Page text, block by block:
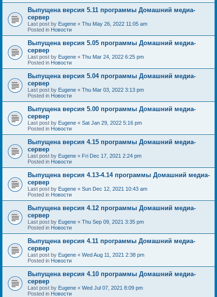
Выпущена версия 5.11 программы Домашний медиа-
сервер
Last post by Eugene « Thu May 26, 2022 11:05 am
Posted in Новости
Выпущена версия 5.05 программы Домашний медиа-
сервер
Last post by Eugene « Thu Mar 24, 2022 6:25 pm
Posted in Новости
Выпущена версия 5.04 программы Домашний медиа-
сервер
Last post by Eugene « Thu Mar 03, 2022 3:13 pm
Posted in Новости
Выпущена версия 5.00 программы Домашний медиа-
сервер
Last post by Eugene « Sat Jan 29, 2022 5:16 pm
Posted in Новости
Выпущена версия 4.15 программы Домашний медиа-
сервер
Last post by Eugene « Fri Dec 17, 2021 2:24 pm
Posted in Новости
Выпущена версия 4.13-4.14 программы Домашний медиа-
сервер
Last post by Eugene « Sun Dec 12, 2021 10:43 am
Posted in Новости
Выпущена версия 4.12 программы Домашний медиа-
сервер
Last post by Eugene « Thu Sep 09, 2021 3:35 pm
Posted in Новости
Выпущена версия 4.11 программы Домашний медиа-
сервер
Last post by Eugene « Wed Aug 11, 2021 2:38 pm
Posted in Новости
Выпущена версия 4.10 программы Домашний медиа-
сервер
Last post by Eugene « Wed Jul 07, 2021 8:09 pm
Posted in Новости